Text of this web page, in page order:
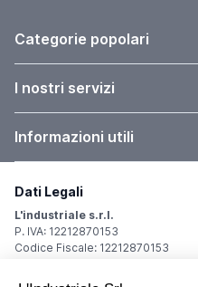
Categorie popolari
I nostri servizi
Informazioni utili
Dati Legali
L'industriale s.r.l.
P. IVA: 12212870153
Codice Fiscale: 12212870153
Sede Legale